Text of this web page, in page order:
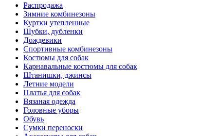
Распродажа
Зимние комбинезоны
Куртки утепленные
Шубки, дубленки
Дождевики
Спортивные комбинезоны
Костюмы для собак
Карнавальные костюмы для собак
Штанишки, джинсы
Летние модели
Платья для собак
Вязаная одежда
Головные уборы
Обувь
Сумки переноски